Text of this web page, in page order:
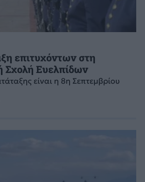
επιτυχόντων στη
Σχολή Ευελπίδων
είναι η 8η Σεπτεμβρίου